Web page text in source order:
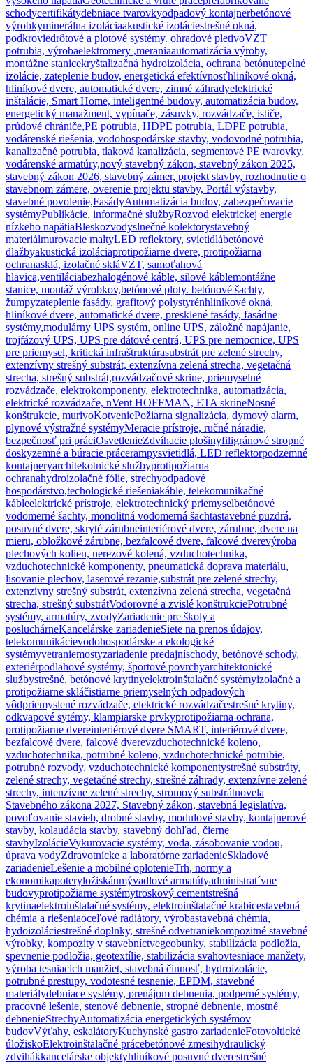
schodycertifikátydebniace tvarovkyodpadový kontajnerbetónové
výrobkyminerálna izoláciaakustické izoláciestrešné okná,
podkroviedrôtové a plotové systémy. ohradové pletivoVZT
potrubia, výrobaelektromery ,meraniaautomatizácia výroby,
montážne stanicekryštalizačná hydroizolácia, ochrana betónutepelné
izolácie, zateplenie budov, energetická efektívnosťhliníkové okná,
hliníkové dvere, automatické dvere, zimné záhradyelektrické
inštalácie, Smart Home, inteligentné budovy, automatizácia budov,
energetický manažment, vypínače, zásuvky, rozvádzače, ističe,
prúdové chrániče,PE potrubia, HDPE potrubia, LDPE potrubia,
vodárenské riešenia, vodohospodárske stavby, vodovodné potrubia,
kanalizačné potrubia, tlaková kanalizácia, segmentové PE tvarovky,
vodárenské armatúry,nový stavebný zákon, stavebný zákon 2025,
stavebný zákon 2026, stavebný zámer, projekt stavby, rozhodnutie o
stavebnom zámere, overenie projektu stavby, Portál výstavby,
stavebné povolenie,FasádyAutomatizácia budov, zabezpečovacie
systémyPublikácie, informačné službyRozvod elektrickej energie
nízkeho napätiaBleskozvodyslnečné kolektorystavebný
materiálmurovacie maltyLED reflektory, svietidlábetónové
dlažbyakustická izoláciaprotipožiarne dvere, protipožiarna
ochranasklá, izolačné skláVZT, samoťahová
hlavica,ventiláciabezhalogénové káble, silové káblemontážne
stanice, montáž výrobkov,betónové ploty. betónové šachty,
žumpyzateplenie fasády, grafitový polystyrénhliníkové okná,
hliníkové dvere, automatické dvere, presklené fasády, fasádne
systémy,modulárny UPS systém, online UPS, záložné napájanie,
trojfázový UPS, UPS pre dátové centrá, UPS pre nemocnice, UPS
pre priemysel, kritická infraštruktúrasubstrát pre zelené strechy,
extenzívny strešný substrát, extenzívna zelená strecha, vegetačná
strecha, strešný substrát,rozvádzačové skrine, priemyselné
rozvádzače, elektrokomponenty, elektrotechnika, automatizácia,
elektrické rozvádzače, nVent HOFFMAN, ETA skrineNosné
konštrukcie, murivoKotveniePožiarna signalizácia, dymový alarm,
plynové výstražné systémyMeracie prístroje, ručné náradie,
bezpečnosť pri práciOsvetlenieZdvíhacie plošinyfiligránové stropné
doskyzemné a búracie prácerampysvietidlá, LED reflektorpodzemné
kontajneryarchitekotnické službyprotipožiarna
ochranahydroizolačné fólie, strechyodpadové
hospodárstvo,techologické riešeniakáble, telekomunikačné
kábleelektrické prístroje, elektrotechnický priemyselbetónové
vodomerné šachty, monolitná vodomerná šachtastavebné puzdrá,
posuvné dvere, skryté zárubneinteriérové dvere, zárubne, dvere na
mieru, obložkové zárubne, bezfalcové dvere, falcové dverevýroba
plechových kolien, nerezové kolená, vzduchotechnika,
vzduchotechnické komponenty, pneumatická doprava materiálu,
lisovanie plechov, laserové rezanie,substrát pre zelené strechy,
extenzívny strešný substrát, extenzívna zelená strecha, vegetačná
strecha, strešný substrátVodorovné a zvislé konštrukciePotrubné
systémy, armatúry, zvodyZariadenie pre školy a
posluchárneKancelárske zariadenieSiete na prenos údajov,
telekomunikácievodohospodárske a ekologické
systémyvetraniemostyzariadenie predajníschody, betónové schody,
exteriérpodlahové systémy, športové povrchyarchitektonické
službystrešné, betónové krytinyelektroinštalačné systémyizolačné a
protipožiarne skláčistiarne priemyselných odpadových
vôdpriemyslené rozvádzače, elektrické rozvádzačestrešné krytiny,
odkvapové sytémy, klampiarske prvkyprotipožiarna ochrana,
protipožiarne dvereinteriérové dvere SMART, interiérové dvere,
bezfalcové dvere, falcové dverevzduchotechnické koleno,
vzduchotechnika, potrubné koleno, vzduchotechnické potrubie,
potrubné rozvody, vzduchotechnické komponentystrešné substráty,
zelené strechy, vegetačné strechy, strešné záhrady, extenzívne zelené
strechy, intenzívne zelené strechy, stromový substrátnovela
Stavebného zákona 2027, Stavebný zákon, stavebná legislatíva,
povoľovanie stavieb, drobné stavby, modulové stavby, kontajnerové
stavby, kolaudácia stavby, stavebný dohľad, čierne
stavbyIzolácieVykurovacie systémy, voda, zásobovanie vodou,
úprava vodyZdravotnícke a laboratórne zariadenieSkladové
zariadenieLešenie a mobilné oplotenieTrh, normy a
ekonomikapoteryložiskáumývadlové armatútyadministrat´vne
budovyprotipožiarne systémytroskový cementstrešná
krytinaelektroinštalačné systémy, elektroinštalačné krabicestavebná
chémia a riešeniaoceľové radiátory, výrobastavebná chémia,
hydoizoláciestrešné doplnky, strešné odvetraniekompozitné stavebné
výrobky, kompozity v stavebníctvegeobunky, stabilizácia podložia,
spevnenie podložia, geotextílie, stabilizácia svahovtesniace manžety,
výroba tesniacich manžiet, stavebná činnosť, hydroizolácie,
potrubné prestupy, vodotesné tesnenie, EPDM, stavebné
materiálydebniace systémy, prenájom debnenia, podperné systémy,
pracovné lešenie, stenové debnenie, stropné debnenie, mostné
debnenieStrechyAutomatizácia energetických systémov
budovVýťahy, eskalátoryKuchynské gastro zariadenieFotovoltické
úložiskoElektroinštalačné prácebetónové zmesihydraulický
zdvihákkancelárske objektyhliníkové posuvné dverestrešné